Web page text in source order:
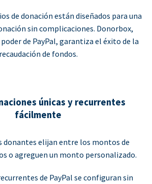
de donación están diseñados para una
sin complicaciones. Donorbox,
de PayPal, garantiza el éxito de la
recaudación de fondos.
únicas y recurrentes
fácilmente
donantes elijan entre los montos de
o agreguen un monto personalizado.
de PayPal se configuran sin